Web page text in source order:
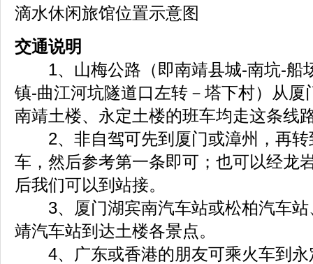
滴水休闲旅馆位置示意图
交通说明
1、山梅公路（即南靖县城-南坑-船
镇-曲江河坑隧道口左转－塔下村）从厦
南靖土楼、永定土楼的班车均走这条线
2、非自驾可先到厦门或漳州，再转
车，然后参考第一条即可；也可以经龙
后我们可以到站接。
3、厦门湖宾南汽车站或松柏汽车站
靖汽车站到达土楼各景点。
4、广东或香港的朋友可乘火车到永